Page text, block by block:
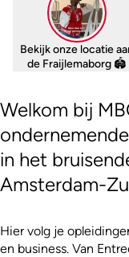
Bekijk onze locatie
de Fraijlemaborg 🏟
Welkom bij
in het
Amsterdam-
Hier volg je
en business. Van